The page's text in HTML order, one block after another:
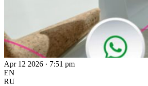
Apr 12 2026 · 7:51 pm
EN
RU